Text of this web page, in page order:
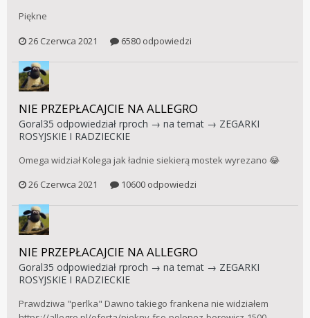
Piękne
26 Czerwca 2021
6580 odpowiedzi
NIE PRZEPŁACAJCIE NA ALLEGRO
Goral35 odpowiedział rproch → na temat → ZEGARKI
ROSYJSKIE I RADZIECKIE
Omega widział Kolega jak ładnie siekierą mostek wyrezano 😂
26 Czerwca 2021
10600 odpowiedzi
NIE PRZEPŁACAJCIE NA ALLEGRO
Goral35 odpowiedział rproch → na temat → ZEGARKI
ROSYJSKIE I RADZIECKIE
Prawdziwa "perlka" Dawno takiego frankena nie widziałem